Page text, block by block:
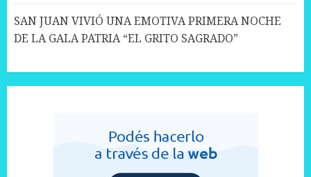
SAN JUAN VIVIÓ UNA EMOTIVA PRIMERA NOCHE
DE LA GALA PATRIA “EL GRITO SAGRADO”